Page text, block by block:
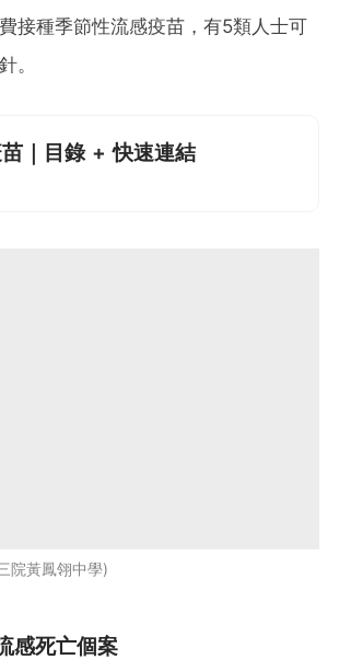
接種季節性流感疫苗，有5類人士可
。
｜目錄 + 快速連結
院黃鳳翎中學
感死亡個案